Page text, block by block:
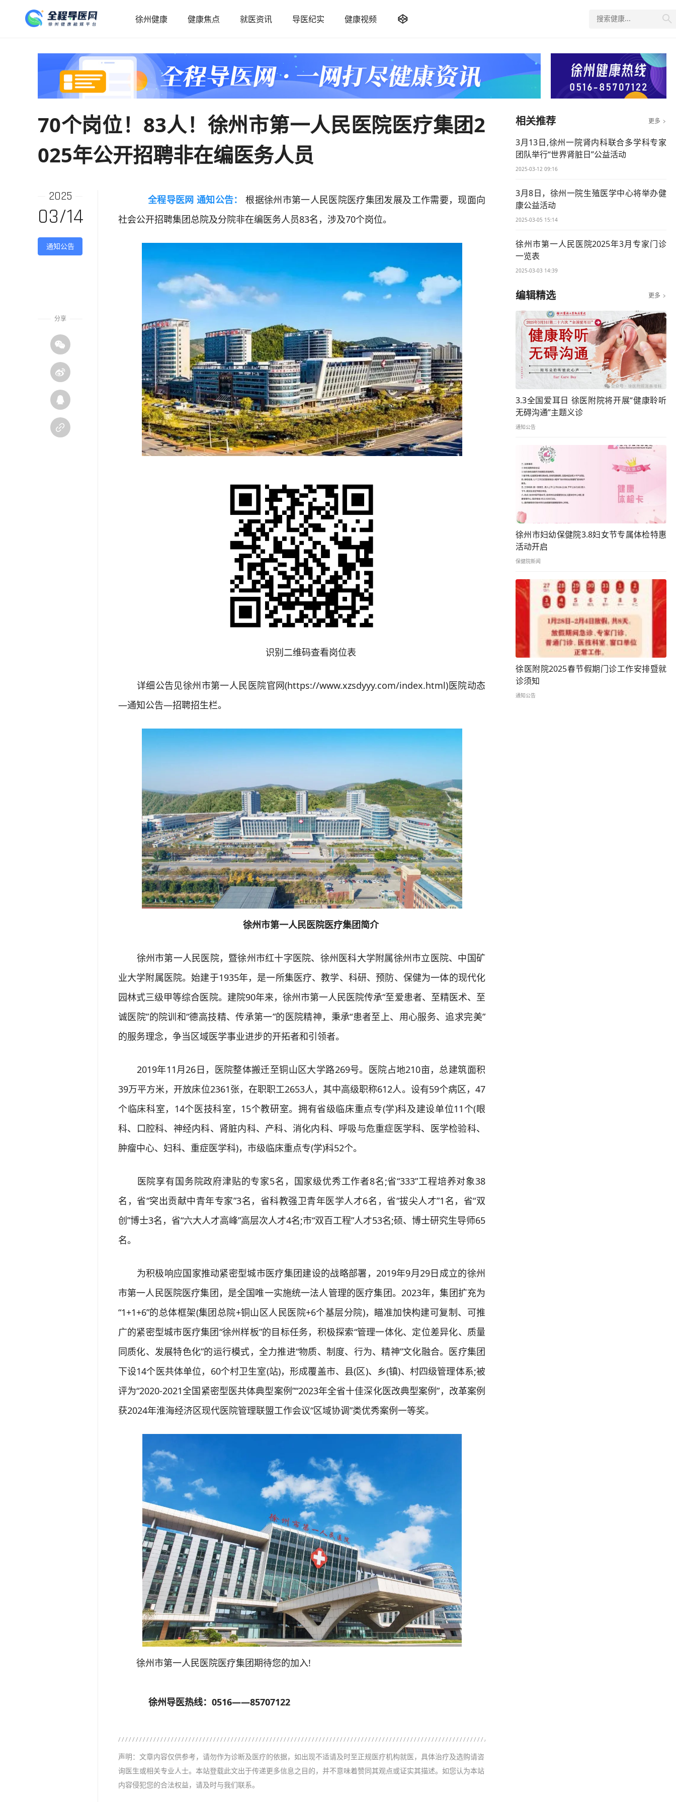
徐州健康 健康焦点 就医资讯 导医纪实 健康视频  
70个岗位！83人！徐州市第一人民医院医疗集团2
025年公开招聘非在编医务人员
2025
03/14
通知公告
分享




全程导医网 通知公告：
根据徐州市第一人民医院医疗集团发展及工作需要，现面向
社会公开招聘集团总院及分院非在编医务人员83名，涉及70个岗位。
识别二维码查看岗位表
详细公告见徐州市第一人民医院官网(https://www.xzsdyyy.com/index.html)医院动态
—通知公告—招聘招生栏。
徐州市第一人民医院医疗集团简介
徐州市第一人民医院，暨徐州市红十字医院、徐州医科大学附属徐州市立医院、中国矿
业大学附属医院。始建于1935年，是一所集医疗、教学、科研、预防、保健为一体的现代化
园林式三级甲等综合医院。建院90年来，徐州市第一人民医院传承“至爱患者、至精医术、至
诚医院”的院训和“德高技精、传承第一”的医院精神，秉承“患者至上、用心服务、追求完美”
的服务理念，争当区域医学事业进步的开拓者和引领者。
2019年11月26日，医院整体搬迁至铜山区大学路269号。医院占地210亩，总建筑面积
39万平方米，开放床位2361张，在职职工2653人，其中高级职称612人。设有59个病区，47
个临床科室，14个医技科室，15个教研室。拥有省级临床重点专(学)科及建设单位11个(眼
科、口腔科、神经内科、肾脏内科、产科、消化内科、呼吸与危重症医学科、医学检验科、
肿瘤中心、妇科、重症医学科)，市级临床重点专(学)科52个。
医院享有国务院政府津贴的专家5名，国家级优秀工作者8名;省“333”工程培养对象38
名，省“突出贡献中青年专家”3名，省科教强卫青年医学人才6名，省“拔尖人才”1名，省“双
创”博士3名，省“六大人才高峰”高层次人才4名;市“双百工程”人才53名;硕、博士研究生导师65
名。
为积极响应国家推动紧密型城市医疗集团建设的战略部署，2019年9月29日成立的徐州
市第一人民医院医疗集团，是全国唯一实施统一法人管理的医疗集团。2023年，集团扩充为
“1+1+6”的总体框架(集团总院+铜山区人民医院+6个基层分院)，瞄准加快构建可复制、可推
广的紧密型城市医疗集团“徐州样板”的目标任务，积极探索“管理一体化、定位差异化、质量
同质化、发展特色化”的运行模式，全力推进“物质、制度、行为、精神”文化融合。医疗集团
下设14个医共体单位，60个村卫生室(站)，形成覆盖市、县(区)、乡(镇)、村四级管理体系;被
评为“2020-2021全国紧密型医共体典型案例”“2023年全省十佳深化医改典型案例”，改革案例
获2024年淮海经济区现代医院管理联盟工作会议“区域协调”类优秀案例一等奖。
徐州市第一人民医院医疗集团期待您的加入!
徐州导医热线：0516——85707122
声明：文章内容仅供参考，请勿作为诊断及医疗的依据，如出现不适请及时至正规医疗机构就医，具体治疗及选购请咨
询医生或相关专业人士。本站登载此文出于传递更多信息之目的，并不意味着赞同其观点或证实其描述。如您认为本站
内容侵犯您的合法权益，请及时与我们联系。
相关推荐 更多 
3月13日,徐州一院肾内科联合多学科专家
团队举行“世界肾脏日”公益活动
2025-03-12 09:16
3月8日，徐州一院生殖医学中心将举办健
康公益活动
2025-03-05 15:14
徐州市第一人民医院2025年3月专家门诊
一览表
2025-03-03 14:39
编辑精选 更多 
3.3全国爱耳日 徐医附院将开展“健康聆听
无碍沟通”主题义诊
通知公告
徐州市妇幼保健院3.8妇女节专属体检特惠
活动开启
保健院新闻
徐医附院2025春节假期门诊工作安排暨就
诊须知
通知公告